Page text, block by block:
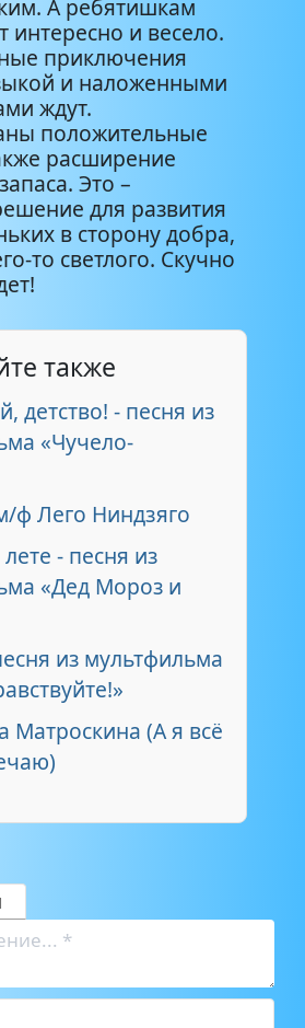
А ребятишкам
интересно и весело.
приключения
и наложенными
ждут.
положительные
расширение
Это –
для развития
в сторону добра,
то светлого. Скучно
также
детство! - песня из
«Чучело-
ф Лего Ниндзяго
- песня из
«Дед Мороз и
из мультфильма
Матроскина (А я всё